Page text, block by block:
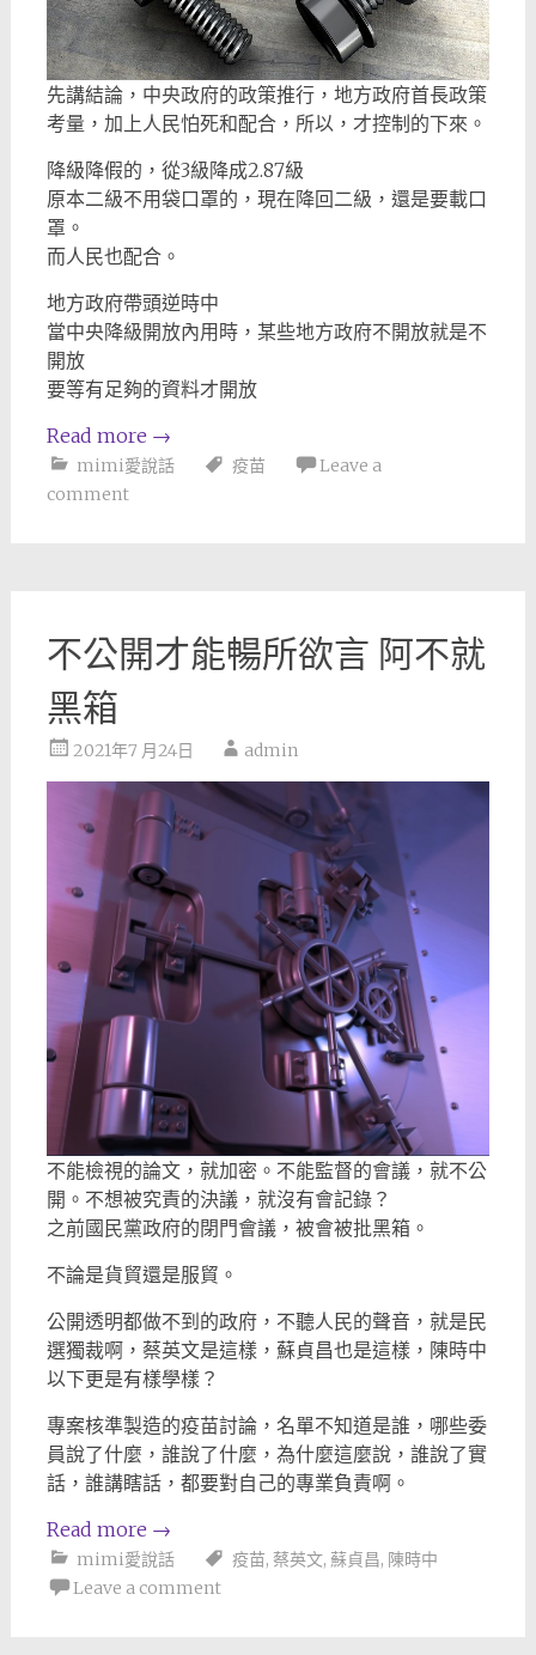
先講結論，中央政府的政策推行，地方政府首長政策
考量，加上人民怕死和配合，所以，才控制的下來。
降級降假的，從3級降成2.87級
原本二級不用袋口罩的，現在降回二級，還是要載口
罩。
而人民也配合。
地方政府帶頭逆時中
當中央降級開放內用時，某些地方政府不開放就是不
開放
要等有足夠的資料才開放
Read more →
mimi愛說話 疫苗
Leave a
comment
不公開才能暢所欲言 阿不就
黑箱
2021年7 月24日 admin
不能檢視的論文，就加密。不能監督的會議，就不公
開。不想被究責的決議，就沒有會記錄？
之前國民黨政府的閉門會議，被會被批黑箱。
不論是貨貿還是服貿。
公開透明都做不到的政府，不聽人民的聲音，就是民
選獨裁啊，蔡英文是這樣，蘇貞昌也是這樣，陳時中
以下更是有樣學樣？
專案核準製造的疫苗討論，名單不知道是誰，哪些委
員說了什麼，誰說了什麼，為什麼這麼說，誰說了實
話，誰講瞎話，都要對自己的專業負責啊。
Read more →
mimi愛說話 疫苗, 蔡英文, 蘇貞昌, 陳時中
Leave a comment